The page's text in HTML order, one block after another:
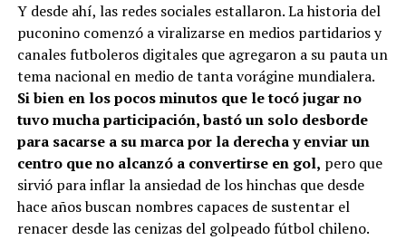
Y desde ahí, las redes sociales estallaron. La historia del
puconino comenzó a viralizarse en medios partidarios y
canales futboleros digitales que agregaron a su pauta un
tema nacional en medio de tanta vorágine mundialera.
Si bien en los pocos minutos que le tocó jugar no
tuvo mucha participación, bastó un solo desborde
para sacarse a su marca por la derecha y enviar un
centro que no alcanzó a convertirse en gol, pero que
sirvió para inflar la ansiedad de los hinchas que desde
hace años buscan nombres capaces de sustentar el
renacer desde las cenizas del golpeado fútbol chileno.